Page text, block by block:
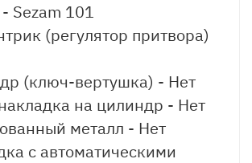
Sezam 101
(регулятор притвора)
(ключ-вертушка) - Нет
на цилиндр - Нет
металл - Нет
с автоматическими